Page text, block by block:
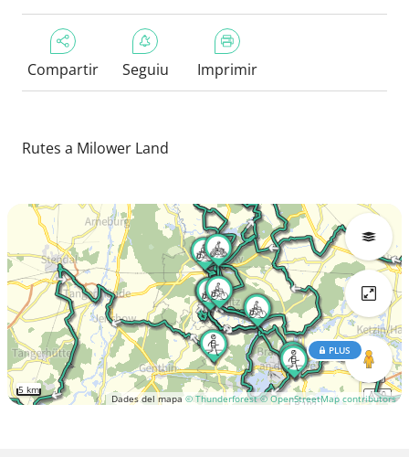
Compartir Seguiu Imprimir
Rutes a Milower Land
Dades del mapa © Thunderforest © OpenStreetMap contributors
PLUS
5 km